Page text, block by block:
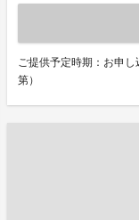
ご提供予定時期：お申
第）